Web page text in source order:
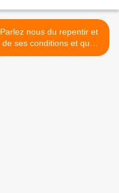
Parlez nous du repentir et
de ses conditions et quel
est le sens du repentir